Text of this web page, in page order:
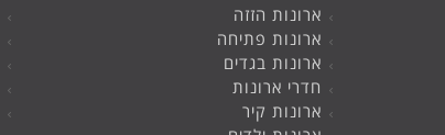
ארונות הזזה
ארונות פתיחה
ארונות בגדים
חדרי ארונות
ארונות קיר